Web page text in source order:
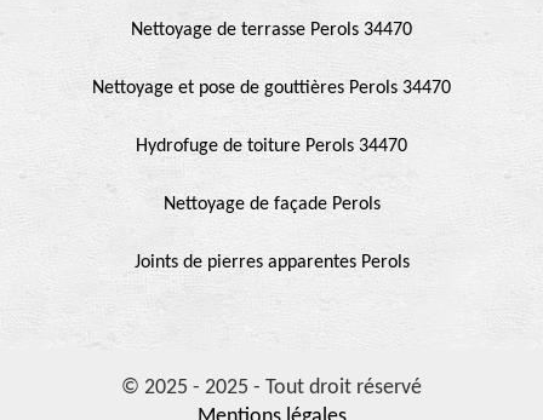
Nettoyage de terrasse Perols 34470
Nettoyage et pose de gouttières Perols 34470
Hydrofuge de toiture Perols 34470
Nettoyage de façade Perols
Joints de pierres apparentes Perols
© 2025 - 2025 - Tout droit réservé